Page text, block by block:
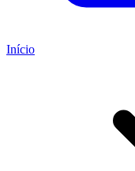
Início